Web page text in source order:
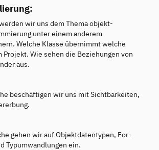
wir uns dem Thema objekt-
unter einem anderem
Welche Klasse übernimmt welche
Projekt. Wie sehen die Beziehungen von
aus.
beschäftigen wir uns mit Sichtbarkeiten,
gehen wir auf Objektdatentypen, For-
Typumwandlungen ein.